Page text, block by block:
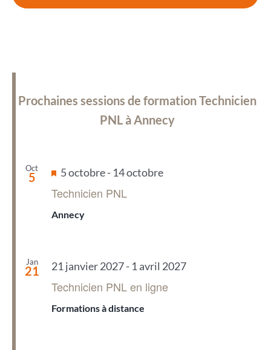
Prochaines sessions de formation Technicien
PNL à Annecy
Oct
5
Mis
en
5 octobre- 14 octobre
Technicien PNL
Annecy
Jan
21 21 janvier 2027- 1 avril 2027
Technicien PNL en ligne
Formations à distance